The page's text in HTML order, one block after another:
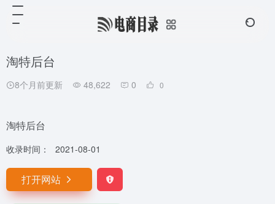
淘特后台
8个月前更新 48,622 0 0
淘特后台
收录时间： 2021-08-01
打开网站